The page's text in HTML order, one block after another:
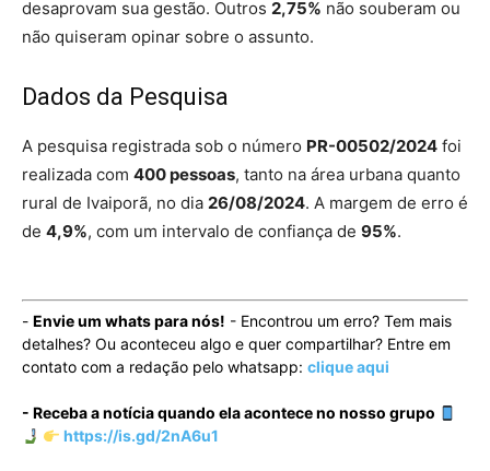
desaprovam sua gestão. Outros 2,75% não souberam ou
não quiseram opinar sobre o assunto.
Dados da Pesquisa
A pesquisa registrada sob o número PR-00502/2024 foi
realizada com 400 pessoas, tanto na área urbana quanto
rural de Ivaiporã, no dia 26/08/2024. A margem de erro é
de 4,9%, com um intervalo de confiança de 95%.
- Envie um whats para nós! - Encontrou um erro? Tem mais
detalhes? Ou aconteceu algo e quer compartilhar? Entre em
contato com a redação pelo whatsapp: clique aqui
- Receba a notícia quando ela acontece no nosso grupo
https://is.gd/2nA6u1